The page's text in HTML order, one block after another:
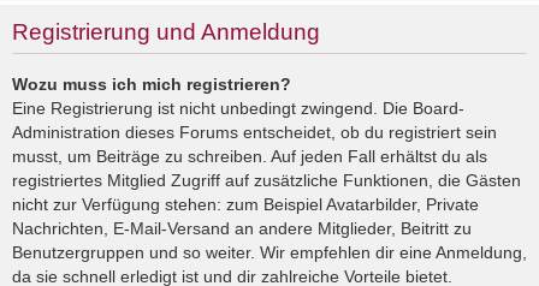
Registrierung und Anmeldung
Wozu muss ich mich registrieren?
Eine Registrierung ist nicht unbedingt zwingend. Die Board-
Administration dieses Forums entscheidet, ob du registriert sein
musst, um Beiträge zu schreiben. Auf jeden Fall erhältst du als
registriertes Mitglied Zugriff auf zusätzliche Funktionen, die Gästen
nicht zur Verfügung stehen: zum Beispiel Avatarbilder, Private
Nachrichten, E-Mail-Versand an andere Mitglieder, Beitritt zu
Benutzergruppen und so weiter. Wir empfehlen dir eine Anmeldung,
da sie schnell erledigt ist und dir zahlreiche Vorteile bietet.